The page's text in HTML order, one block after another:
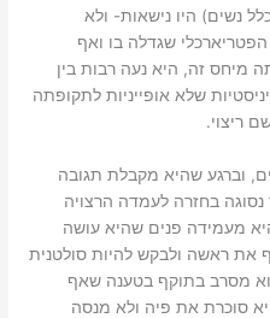
נשים) היו נישאות- ולא
שגדלה בו ואף
מיחס זה, היא נעה רבות בין
שלא אופייניות לתקופתה
ריצוי.
וברגע שהיא מקבלת תגובה
בחזרה לעמדה הרצויה
מעמידה פנים שהיא עושה
את ראשה ולבקש להיות סולטנית
מסרב בתוקף בטענה שאף
סוכרת את פיה ולא מנסה